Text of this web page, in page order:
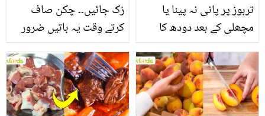
رُک جائیں۔۔ چکن صاف
کرتے وقت یہ باتیں ضرور
تربوز پر پانی نہ پینا یا
مچھلی کے بعد دودھ کا
سے متعلق غلط فہمیوں کی
حقیقت کیا ہے اور افواہ
کیا؟